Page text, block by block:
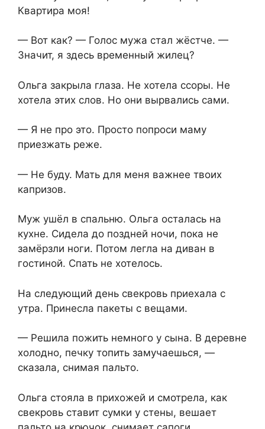
Квартира моя!
— Вот как? — Голос мужа стал жёстче. —
Значит, я здесь временный жилец?
Ольга закрыла глаза. Не хотела ссоры. Не
хотела этих слов. Но они вырвались сами.
— Я не про это. Просто попроси маму
приезжать реже.
— Не буду. Мать для меня важнее твоих
капризов.
Муж ушёл в спальню. Ольга осталась на
кухне. Сидела до поздней ночи, пока не
замёрзли ноги. Потом легла на диван в
гостиной. Спать не хотелось.
На следующий день свекровь приехала с
утра. Принесла пакеты с вещами.
— Решила пожить немного у сына. В деревне
холодно, печку топить замучаешься, —
сказала, снимая пальто.
Ольга стояла в прихожей и смотрела, как
свекровь ставит сумки у стены, вешает